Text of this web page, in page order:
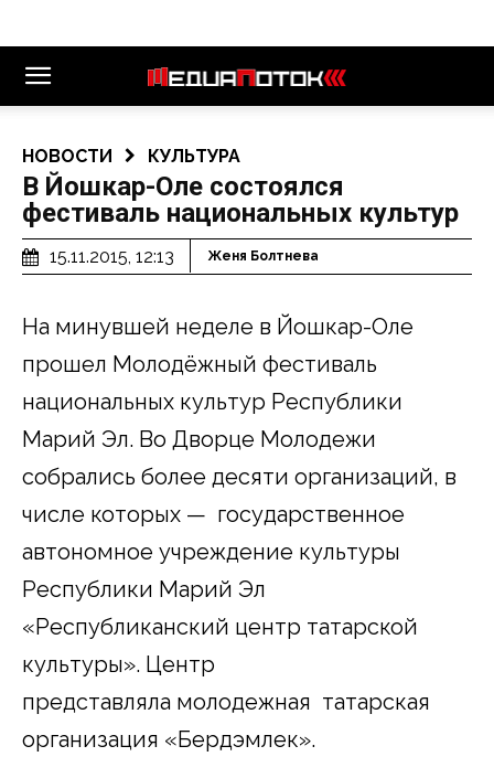
НОВОСТИ КУЛЬТУРА
В Йошкар-Оле состоялся
фестиваль национальных культур
15.11.2015, 12:13 Женя Болтнева
На минувшей неделе в Йошкар-Оле
прошел Молодёжный фестиваль
национальных культур Республики
Марий Эл. Во Дворце Молодежи
собрались более десяти организаций, в
числе которых — государственное
автономное учреждение культуры
Республики Марий Эл
«Республиканский центр татарской
культуры». Центр
представляла молодежная татарская
организация «Бердэмлек».